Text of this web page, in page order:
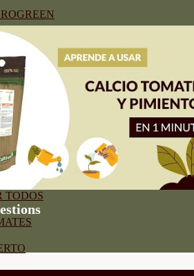
VEGETALES
DE SEMILLAS
DE SEMILLAS
Y SEMILLEROS
CULTIVO
TODOS